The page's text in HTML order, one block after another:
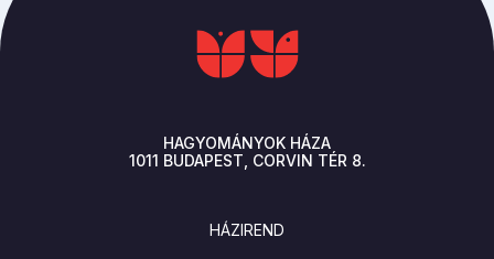
HAGYOMÁNYOK HÁZA
1011 BUDAPEST CORVIN TÉR 8.
HÁZIREND